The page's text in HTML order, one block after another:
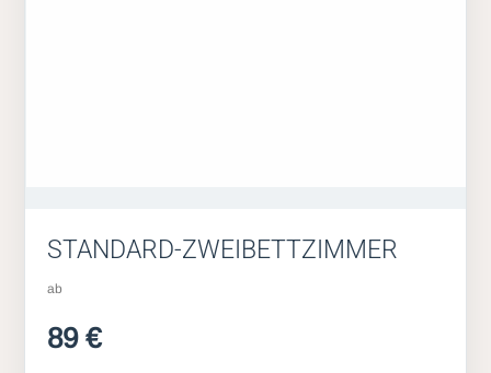
STANDARD-ZWEIBETTZIMMER
ab
89 €